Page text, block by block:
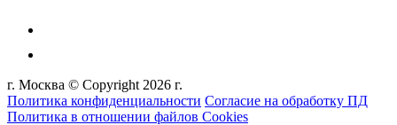
г. Москва © Copyright 2026 г.
Политика конфиденциальности Согласие на обработку ПД
Политика в отношении файлов Cookies